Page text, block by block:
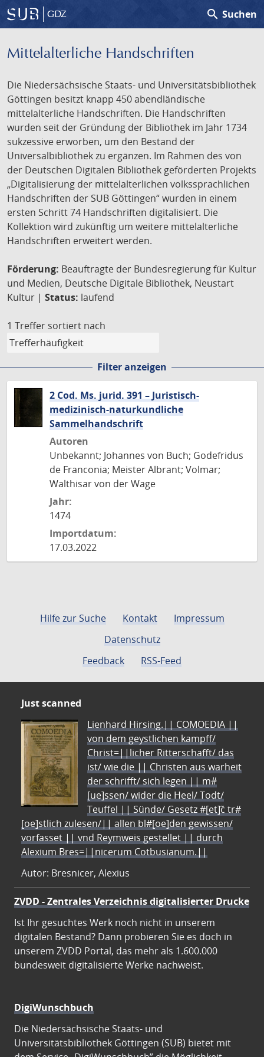
GDZ search Suchen
Mittelalterliche Handschriften
Die Niedersächsische Staats- und Universitätsbibliothek
Göttingen besitzt knapp 450 abendländische
mittelalterliche Handschriften. Die Handschriften
wurden seit der Gründung der Bibliothek im Jahr 1734
sukzessive erworben, um den Bestand der
Universalbibliothek zu ergänzen. Im Rahmen des von
der Deutschen Digitalen Bibliothek geförderten Projekts
„Digitalisierung der mittelalterlichen volkssprachlichen
Handschriften der SUB Göttingen“ wurden in einem
ersten Schritt 74 Handschriften digitalisiert. Die
Kollektion wird zukünftig um weitere mittelalterliche
Handschriften erweitert werden.
Förderung: Beauftragte der Bundesregierung für Kultur
und Medien, Deutsche Digitale Bibliothek, Neustart
Kultur | Status: laufend
1 Treffer sortiert nach
Filter anzeigen
2 Cod. Ms. jurid. 391 – Juristisch-
medizinisch-naturkundliche
Sammelhandschrift
Autoren
Unbekannt; Johannes von Buch; Godefridus
de Franconia; Meister Albrant; Volmar;
Walthisar von der Wage
Jahr:
1474
Importdatum:
17.03.2022
Hilfe zur Suche Kontakt
Impressum
Datenschutz
Feedback
RSS-Feed
Just scanned
Lienhard Hirsing.|| COMOEDIA ||
von dem geystlichen kampff/
Christ=||licher Ritterschafft/ das
ist/ wie die || Christen aus warheit
der schrifft/ sich legen || m#
[ue]ssen/ wider die Heel/ Todt/
Teuffel || Sünde/ Gesetz #[et]c̃ tr#
[oe]stlich zulesen/|| allen bl#[oe]den gewissen/
vorfasset || vnd Reymweis gestellet || durch
Alexium Bres=||nicerum Cotbusianum.||
Autor: Bresnicer, Alexius
ZVDD - Zentrales Verzeichnis digitalisierter Drucke
Ist Ihr gesuchtes Werk noch nicht in unserem
digitalen Bestand? Dann probieren Sie es doch in
unserem ZVDD Portal, das mehr als 1.600.000
bundesweit digitalisierte Werke nachweist.
DigiWunschbuch
Die Niedersächsische Staats- und
Universitätsbibliothek Göttingen (SUB) bietet mit